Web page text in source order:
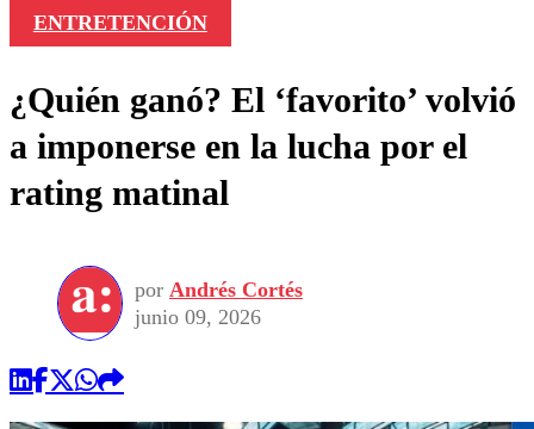
ENTRETENCIÓN
¿Quién ganó? El ‘favorito’ volvió
a imponerse en la lucha por el
rating matinal
por Andrés Cortés
junio 09, 2026